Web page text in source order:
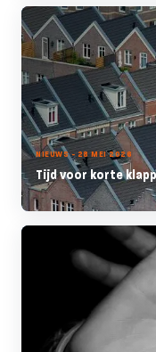
NIEUWS - 28 MEI 2026
Tijd voor korte